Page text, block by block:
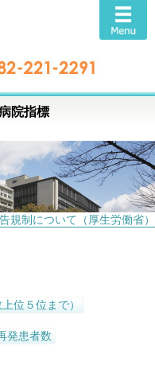
院指標
規制について（厚生労働省）
位５位まで）
発患者数